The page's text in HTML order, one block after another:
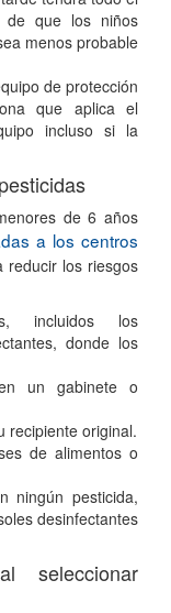
de que los niños
menos probable
de protección
que aplica el
incluso si la
de 6 años
a los centros
reducir los riesgos
incluidos los
donde los
un gabinete o
recipiente original.
de alimentos o
ningún pesticida,
desinfectantes
seleccionar